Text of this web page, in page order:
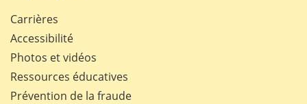
Carrières
Accessibilité
Photos et vidéos
Ressources éducatives
Prévention de la fraude